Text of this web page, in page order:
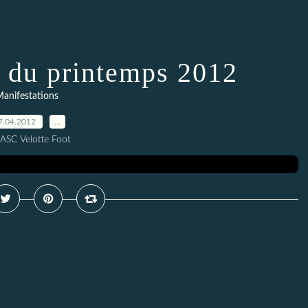
printemps 2012
Velotte Foot